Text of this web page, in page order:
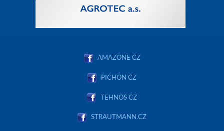
AMAZONE CZ
PICHON CZ
TEHNOS CZ
STRAUTMANN.CZ